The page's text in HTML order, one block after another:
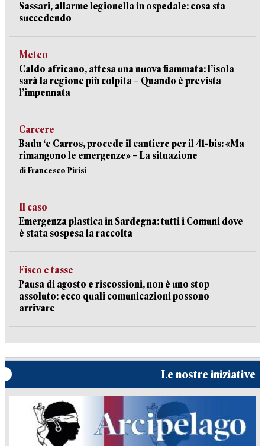
Sassari, allarme legionella in ospedale: cosa sta
succedendo
Meteo
Caldo africano, attesa una nuova fiammata: l’isola
sarà la regione più colpita – Quando è prevista
l’impennata
Carcere
Badu ‘e Carros, procede il cantiere per il 41-bis: «Ma
rimangono le emergenze» – La situazione
di Francesco Pirisi
Il caso
Emergenza plastica in Sardegna: tutti i Comuni dove
è stata sospesa la raccolta
Fisco e tasse
Pausa di agosto e riscossioni, non è uno stop
assoluto: ecco quali comunicazioni possono
arrivare
Le nostre iniziative